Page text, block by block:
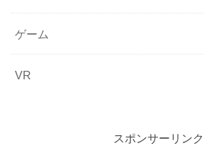
ゲーム
VR
スポンサーリンク